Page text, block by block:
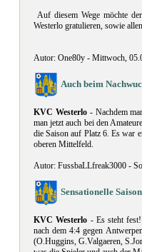
Auf diesem Wege möchte
Westerlo gratulieren, sowie
Autor: One80y - Mittwoch,
Auch beim
KVC Westerlo- Nachdem
man jetzt auch bei den
die Saison auf Platz 6. Es war
oberen Mittelfeld.
Autor: FussbaLLfreak3000 -
Sensationelle Saison
KVC Westerlo - Es steht
nach dem 4:4 gegen
(O.Huggins, G.Valgaeren,